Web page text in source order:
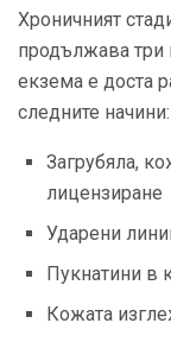
Хроничният
продължава три
екзема е доста
следните начини:
Загрубяла,
лицензиране
Ударени
Пукнатини в
Кожата